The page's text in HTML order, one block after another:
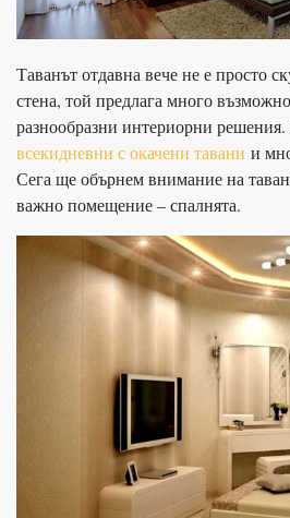
Таванът отдавна вече не е просто
стена, той предлага много
разнообразни интериорни
всекидневни с окачени тавани и
Сега ще обърнем внимание на
важно помещение – спалнята.